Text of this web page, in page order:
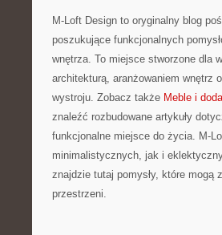
M-Loft Design to oryginalny blog
poszukujące funkcjonalnych
wnętrza. To miejsce stworzone dla
architekturą, aranżowaniem wnętrz
wystroju. Zobacz także Meble i
znaleźć rozbudowane artykuły
funkcjonalne miejsce do życia. M-
minimalistycznych, jak i
znajdzie tutaj pomysły, które mogą
przestrzeni.